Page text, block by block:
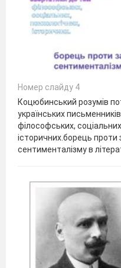
Номер слайду 4
Коцюбинський розумів
українських
філософських,
історичних.борець проти
сентименталізму в